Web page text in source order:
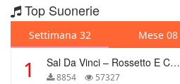
Top Suonerie
Settimana 32 Mese 08
1 Sal Da Vinci – Rossetto E Caffè
8854 57327